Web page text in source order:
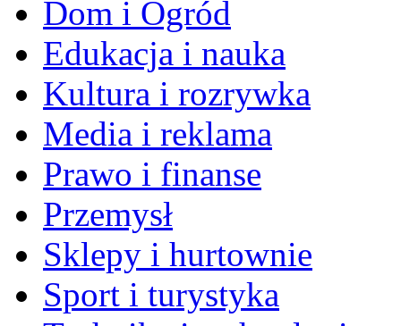
Dom i Ogród
Edukacja i nauka
Kultura i rozrywka
Media i reklama
Prawo i finanse
Przemysł
Sklepy i hurtownie
Sport i turystyka